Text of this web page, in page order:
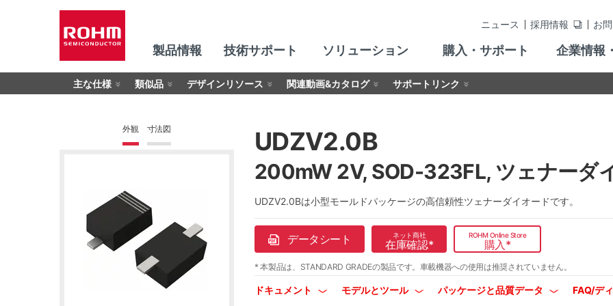
ニュース 採用情報 お
製品情報 技術サポート ソリューション 購入・サポート 企業情報
主な仕様 類似品 デザインリソース 関連動画&カタログ サポートリンク
外観 寸法図 UDZV2.0B
200mW 2V, SOD-323FL, ツェナーダ
UDZV2.0Bは小型モールドパッケージの高信頼性ツェナーダイオードです。
データシート ネット商社
在庫確認*
ROHM Online Store
購入*
* 本製品は、STANDARD GRADEの製品です。 車載機器への使用は推奨されていません。
ドキュメント モデルとツール パッケージと品質データ FAQ/デ